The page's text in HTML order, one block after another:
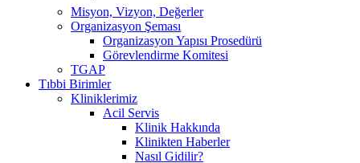
Misyon, Vizyon, Değerler
Organizasyon Şeması
Organizasyon Yapısı Prosedürü
Görevlendirme Komitesi
TGAP
Tıbbi Birimler
Kliniklerimiz
Acil Servis
Klinik Hakkında
Klinikten Haberler
Nasıl Gidilir?